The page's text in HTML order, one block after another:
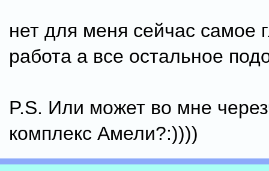
нет для меня сейчас самое
работа а все остальное
P.S. Или может во мне
комплекс Амели?:))))